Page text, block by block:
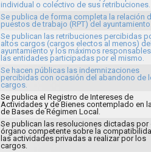
individual o colectivo de sus retribuciones.
Se publica de forma completa la relación
puestos de trabajo (RPT) del
Se publican las retribuciones percibidas
altos cargos (cargos electos al menos)
ayuntamiento y los máximos
las entidades participadas por el mismo.
Se hacen públicas las indemnizaciones
percibidas con ocasión del abandono de
cargos.
Se publica el Registro de Intereses de
Actividades y de Bienes contemplado en
de Bases de Régimen Local.
Se publican las resoluciones dictadas por
órgano competente sobre la
las actividades privadas a realizar por los
cargos.